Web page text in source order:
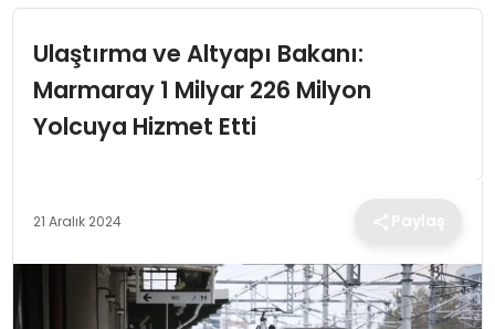
EKONOMI
SIYASET
MAGAZIN
Ulaştırma ve Altyapı Bakanı:
Marmaray 1 Milyar 226 Milyon
Yolcuya Hizmet Etti
21 Aralık 2024